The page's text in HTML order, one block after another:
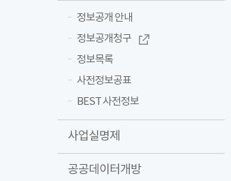
정보공개 안내
정보공개청구
정보목록
사전정보공표
BEST 사전정보
사업실명제
공공데이터개방